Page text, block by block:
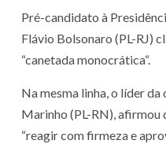
Pré-candidato à
Flávio Bolsonaro (PL-RJ)
“canetada monocrática“.
Na mesma linha, o líder da
Marinho (PL-RN), afirmou
“reagir com firmeza e